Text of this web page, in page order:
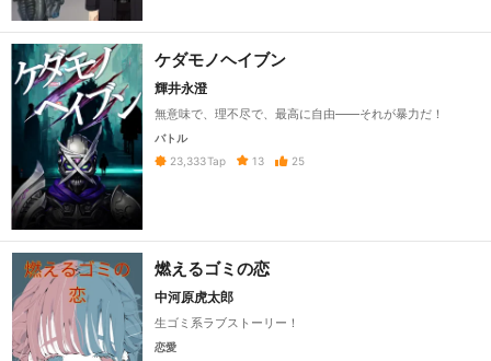
ケダモノヘイブン
輝井永澄
無意味で、理不尽で、最高に自由――それが暴力だ！
バトル
23,333Tap 13 25
燃えるゴミの恋
中河原虎太郎
生ゴミ系ラブストーリー！
恋愛